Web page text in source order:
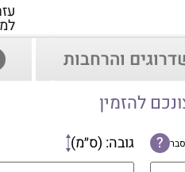
והרחבות
להזמין
? גובה: (ס״מ)